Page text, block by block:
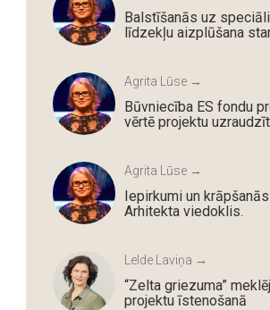
Balstīšanās uz
līdzekļu aizplūšana
Agrita Lūse →
Būvniecība ES fondu
vērtē projektu
Agrita Lūse →
Iepirkumi un
Arhitekta viedoklis.
Lelde Laviņa →
“Zelta griezuma”
projektu īstenošanā